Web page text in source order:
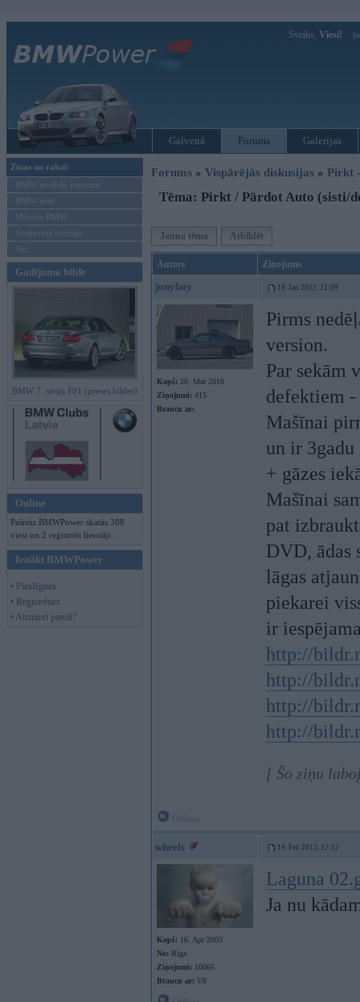
Sveiks, Viesi!
Galvenā Forums Galerijas
Ziņas un raksti
BMW modeļu jaunumi
BMW testi
Mēneša BMW
Sērijveida tūnings
Vel...
Gadījuma bilde
BMW 7. sērija F01 (preses bildes)
Online
Pašreiz BMWPower skatās 388
viesi un 2 reģistrēti lietotāji.
Ienākt BMWPower
• Pieslēgties
• Reģistrēties
• Aizmirsi paroli?
Forums » Vispārējās diskusijas » Pirkt
Tēma: Pirkt / Pārdot Auto (sisti/
Jauna tēma Atbildēt
Autors Ziņojums
jonyboy 18. Jan 2012, 21:09
Kopš: 20. Mar 2010
Ziņojumi: 415
Braucu ar:
Pirms
version.
Par sekām
defektiem -
Mašīnai
un ir
+ gāzes
Mašīnai
pat
DVD, ādas
lāgas
piekarei
ir
http://
http://
http://
http://
[ Šo ziņu
wheels 14. Feb 2012, 12:12
Kopš: 16. Apr 2003
No: Rīga
Ziņojumi: 10065
Braucu ar: V8
Laguna
Ja nu